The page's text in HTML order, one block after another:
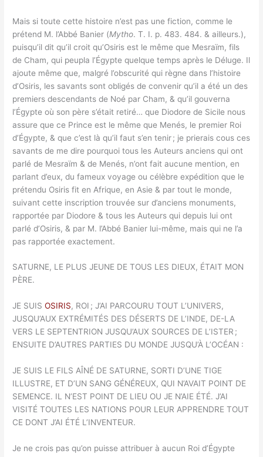
Mais si toute cette histoire n’est pas une fiction, comme le
prétend M. l’Abbé Banier (Mytho. T. I. p. 483. 484. & ailleurs.),
puisqu’il dit qu’il croit qu’Osiris est le même que Mesraïm, fils
de Cham, qui peupla l’Égypte quelque temps après le Déluge. Il
ajoute même que, malgré l’obscurité qui règne dans l’histoire
d’Osiris, les savants sont obligés de convenir qu’il a été un des
premiers descendants de Noé par Cham, & qu’il gouverna
l’Égypte où son père s’était retiré… que Diodore de Sicile nous
assure que ce Prince est le même que Menés, le premier Roi
d’Égypte, & que c’est là qu’il faut s’en tenir ; je prierais cous ces
savants de me dire pourquoi tous les Auteurs anciens qui ont
parlé de Mesraïm & de Menés, n’ont fait aucune mention, en
parlant d’eux, du fameux voyage ou célèbre expédition que le
prétendu Osiris fit en Afrique, en Asie & par tout le monde,
suivant cette inscription trouvée sur d’anciens monuments,
rapportée par Diodore & tous les Auteurs qui depuis lui ont
parlé d’Osiris, & par M. l’Abbé Banier lui-même, mais qui ne l’a
pas rapportée exactement.
SATURNE, LE PLUS JEUNE DE TOUS LES DIEUX, ÉTAIT MON
PÈRE.
JE SUISOSIRIS, ROI ; J’AI PARCOURU TOUT L’UNIVERS,
JUSQU’AUX EXTRÉMITÉS DES DÉSERTS DE L’INDE, DE-LA
VERS LE SEPTENTRION JUSQU’AUX SOURCES DE L’ISTER ;
ENSUITE D’AUTRES PARTIES DU MONDE JUSQU’À L’OCÉAN :
JE SUIS LE FILS AÎNÉ DE SATURNE, SORTI D’UNE TIGE
ILLUSTRE, ET D’UN SANG GÉNÉREUX, QUI N’AVAIT POINT DE
SEMENCE. IL N’EST POINT DE LIEU OU JE N’AIE ÉTÉ. J’AI
VISITÉ TOUTES LES NATIONS POUR LEUR APPRENDRE TOUT
CE DONT J’AI ÉTÉ L’INVENTEUR.
Je ne crois pas qu’on puisse attribuer à aucun Roi d’Égypte